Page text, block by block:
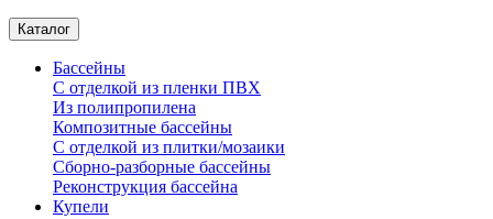
Каталог
Бассейны
С отделкой из пленки ПВХ
Из полипропилена
Композитные бассейны
С отделкой из плитки/мозаики
Сборно-разборные бассейны
Реконструкция бассейна
Купели